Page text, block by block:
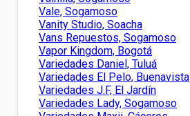
Vale, Sogamoso
Vanity Studio, Soacha
Vans Repuestos, Sogamoso
Vapor Kingdom, Bogotá
Variedades Daniel, Tuluá
Variedades El Pelo, Buenavista
Variedades J.F, El Jardín
Variedades Lady, Sogamoso